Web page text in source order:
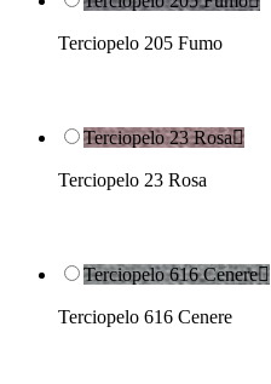
Terciopelo 205 Fumo
Terciopelo 23 Rosa
Terciopelo 23 Rosa
Terciopelo 616 Cenere
Terciopelo 616 Cenere